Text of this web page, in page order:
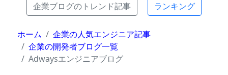
企業ブログのトレンド記事
ランキング
ホーム
企業の人気エンジニア記事
企業の開発者ブログ一覧
Adwaysエンジニアブログ